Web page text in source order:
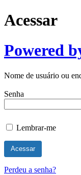
Acessar
Powered
Nome de usuário ou
Senha
Lembrar-me
Perdeu a senha?